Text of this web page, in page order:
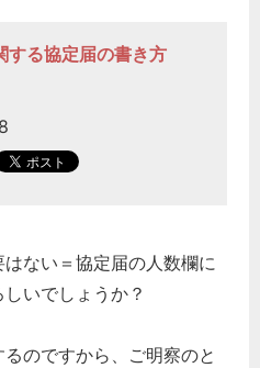
する協定届の書き方
ない＝協定届の人数欄に
いでしょうか？
のですから、ご明察のと